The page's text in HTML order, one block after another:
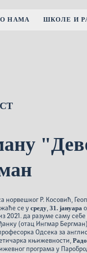
О НАМА ШКОЛЕ И
норвешког Р. Косовић,
се усреду,31. јануара
да разуме саму себе
(отац Ингмар
Одсека за
књижевности,
програма у